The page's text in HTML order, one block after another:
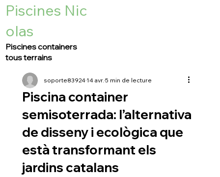
Piscines Nic
olas
Piscines containers
tous terrains
Piscina container
semisoterrada: l’alternativa
de disseny i ecològica que
està transformant els
jardins catalans
soporte8392414 avr.5 min de lecture